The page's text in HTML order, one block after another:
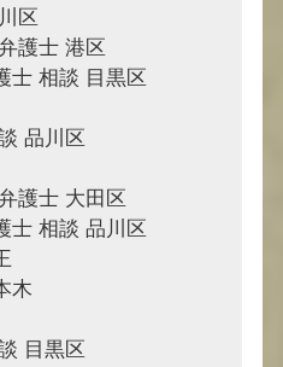
区
護士 港区
士 相談 目黒区
品川区
護士 大田区
士 相談 品川区
木
目黒区